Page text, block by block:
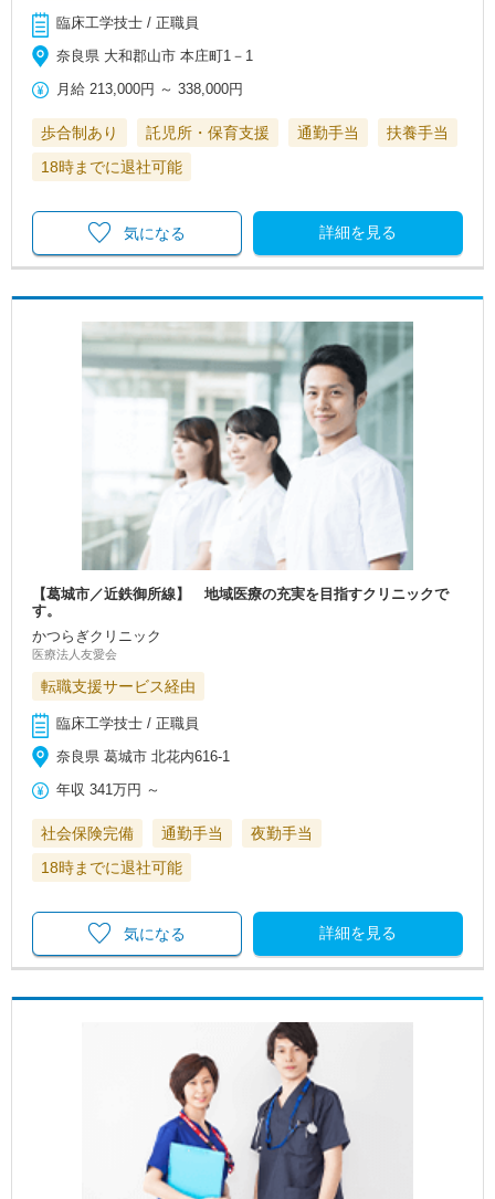
臨床工学技士 / 正職員
奈良県 大和郡山市 本庄町1－1
月給 213,000円 ～338,000円
歩合制あり 託児所・保育支援 通勤手当
扶養手当
18時までに退社可能
詳細を見る
気になる
【葛城市／近鉄御所線】 地域医療の充実を目指すクリニックで
す。
かつらぎクリニック
医療法人友愛会
転職支援サービス経由
臨床工学技士 / 正職員
奈良県 葛城市 北花内616-1
年収 341万円 ～
社会保険完備 通勤手当
夜勤手当
18時までに退社可能
詳細を見る
気になる